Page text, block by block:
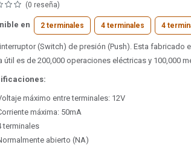
(0 reseña)
en 2 terminales 4 terminales 4
(Switch) de presión (Push). Esta fabricado
útil es de 200,000 operaciones eléctricas y 100,000
máximo entre terminales: 12V
máxima: 50mA
terminales
abierto (NA)